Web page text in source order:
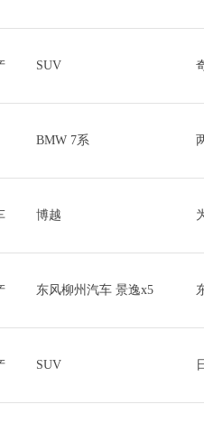
SUV
BMW 7系
博越
东风柳州汽车 景逸x5
SUV